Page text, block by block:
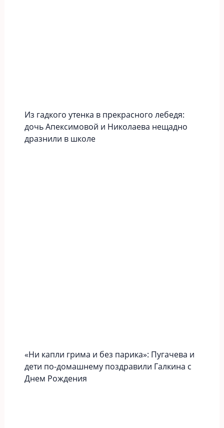
Из гадкого утенка в прекрасного лебедя:
дочь Апексимовой и Николаева нещадно
дразнили в школе
«Ни капли грима и без парика»: Пугачева и
дети по-домашнему поздравили Галкина с
Днем Рождения